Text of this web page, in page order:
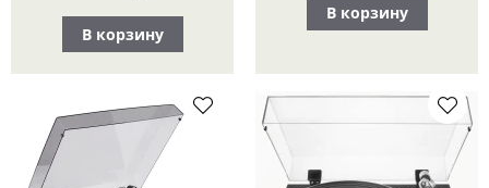
В корзину
В корзину